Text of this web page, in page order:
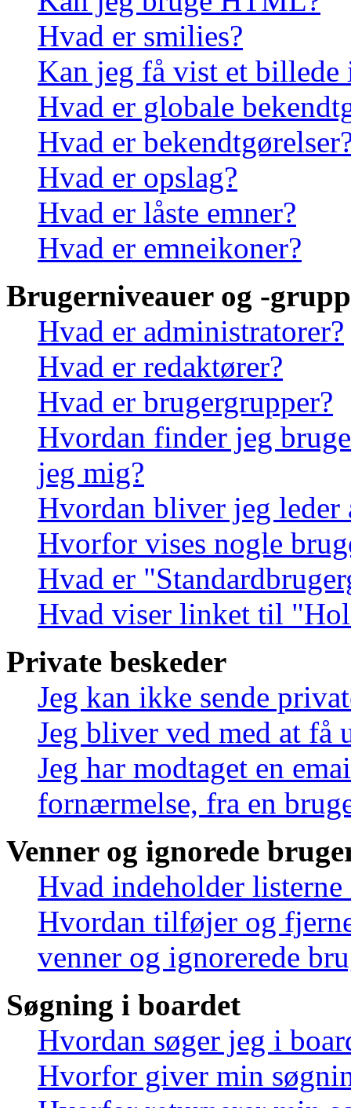
Hvad er smilies?
Kan jeg få vist et
Hvad er globale
Hvad er
Hvad er opslag?
Hvad er låste emner?
Hvad er emneikoner?
Brugerniveauer og -
Hvad er administratorer?
Hvad er redaktører?
Hvad er brugergrupper?
Hvordan finder jeg
jeg mig?
Hvordan bliver jeg leder
Hvorfor vises nogle
Hvad er
Hvad viser linket til
Private beskeder
Jeg kan ikke sende
Jeg bliver ved med at få
Jeg har modtaget en
fornærmelse, fra en
Venner og ignorede
Hvad indeholder
Hvordan tilføjer og
venner og ignorerede
Søgning i boardet
Hvordan søger jeg i
Hvorfor giver min